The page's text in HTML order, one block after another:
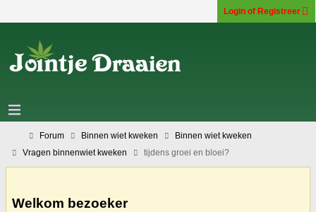
Login of Registreer
Forum Binnen wiet kweken
Binnen wiet kweken
Vragen binnenwiet kweken
tijdens groei en bloei?
Welkom bezoeker